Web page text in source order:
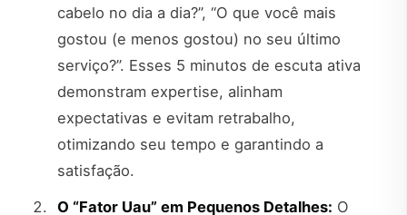
cabelo no dia a dia?”, “O que você mais
gostou (e menos gostou) no seu último
serviço?”. Esses 5 minutos de escuta ativa
demonstram expertise, alinham
expectativas e evitam retrabalho,
otimizando seu tempo e garantindo a
satisfação.
O “Fator Uau” em Pequenos Detalhes: O